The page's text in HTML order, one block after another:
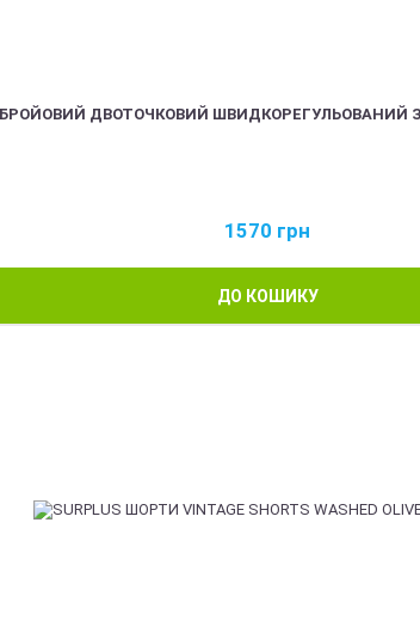
ДВОТОЧКОВИЙ ШВИДКОРЕГУЛЬОВАНИЙ З
1570 грн
ДО КОШИКУ